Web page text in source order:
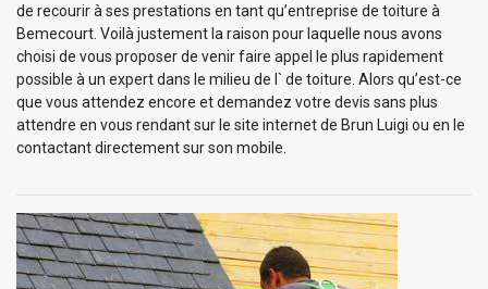
de recourir à ses prestations en tant qu’entreprise de toiture à
Bemecourt. Voilà justement la raison pour laquelle nous avons
choisi de vous proposer de venir faire appel le plus rapidement
possible à un expert dans le milieu de l` de toiture. Alors qu’est-ce
que vous attendez encore et demandez votre devis sans plus
attendre en vous rendant sur le site internet de Brun Luigi ou en le
contactant directement sur son mobile.